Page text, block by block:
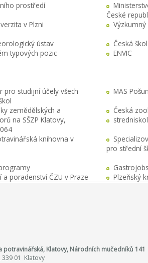
prostředí
České
v Plzni
ústav
Česká
typových pozic
ENVIC
pro studijní účely všech
MAS
zemědělských a
na SŠZP Klatovy,
Česká
knihovna v
pro střední
a poradenství ČZU v Praze
Plzeňský
potravinářská, Klatovy, Národních mučedníků 141
01 Klatovy